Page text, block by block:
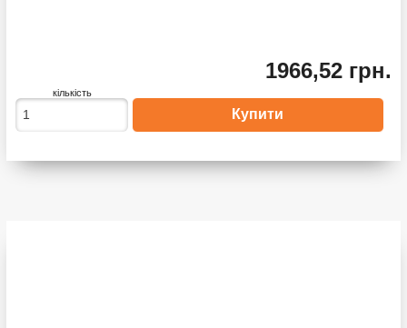
1966,52 грн.
кількість